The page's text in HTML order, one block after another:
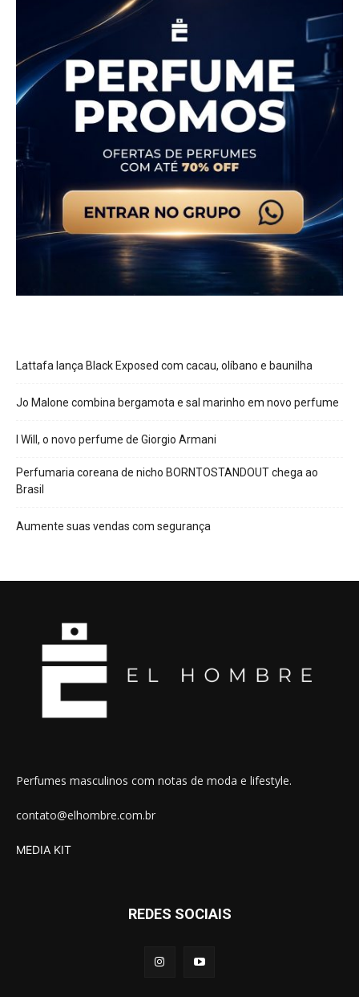
Lattafa lança Black Exposed com cacau, olíbano e baunilha
Jo Malone combina bergamota e sal marinho em novo perfume
I Will, o novo perfume de Giorgio Armani
Perfumaria coreana de nicho BORNTOSTANDOUT chega ao
Brasil
Aumente suas vendas com segurança
Perfumes masculinos com notas de moda e lifestyle.
contato@elhombre.com.br
MEDIA KIT
REDES SOCIAIS